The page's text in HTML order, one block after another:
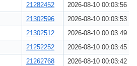
21282452 2026-08-10 00:03:56
21302596 2026-08-10 00:03:53
21302512 2026-08-10 00:03:49
21252252 2026-08-10 00:03:45
21262768 2026-08-10 00:03:42